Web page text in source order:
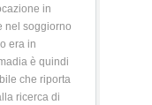
in
nel soggiorno
era in
è quindi
che riporta
ricerca di